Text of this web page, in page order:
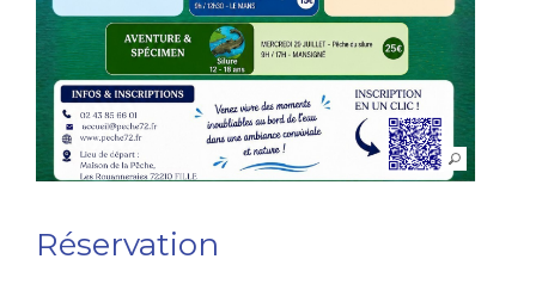
Réservation